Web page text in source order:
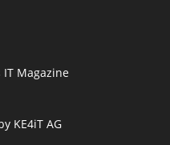
Magazine
KE4iT AG